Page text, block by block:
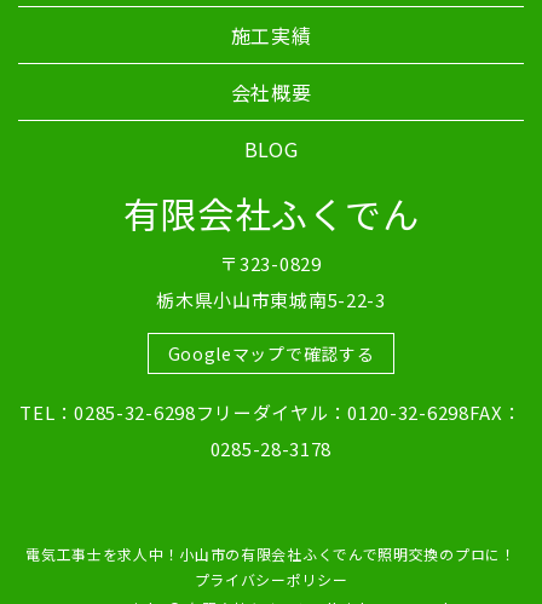
施工実績
会社概要
BLOG
有限会社ふくでん
〒323-0829
栃木県小山市東城南5-22-3
Googleマップで確認する
TEL：0285-32-6298フリーダイヤル：0120-32-6298FAX：
0285-28-3178
電気工事士を求人中！小山市の有限会社ふくでんで照明交換のプロに！
プライバシーポリシー